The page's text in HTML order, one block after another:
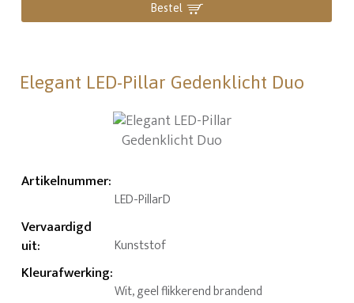
Bestel
Elegant LED-Pillar Gedenklicht Duo
Artikelnummer:
LED-PillarD
Vervaardigd
uit: Kunststof
Kleurafwerking:
Wit, geel flikkerend brandend